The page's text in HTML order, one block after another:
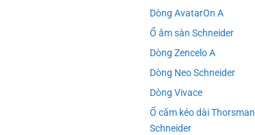
Dòng AvatarOn A
Ổ âm sàn Schneider
Dòng Zencelo A
Dòng Neo Schneider
Dòng Vivace
Ổ cắm kéo dài Thorsman
Schneider